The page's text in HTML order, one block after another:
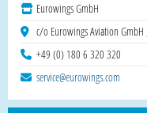
Eurowings GmbH
c/o Eurowings Aviation
+49 (0) 180 6 320 320
service@eurowings.com